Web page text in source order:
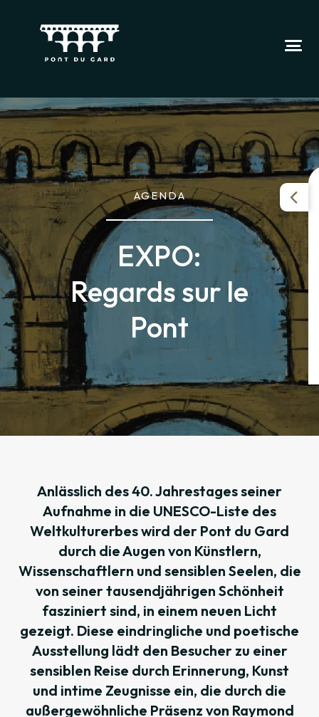
AGENDA
EXPO:
Regards sur le
Pont
Anlässlich des 40. Jahrestages seiner
Aufnahme in die UNESCO-Liste des
Weltkulturerbes wird der Pont du Gard
durch die Augen von Künstlern,
Wissenschaftlern und sensiblen Seelen, die
von seiner tausendjährigen Schönheit
fasziniert sind, in einem neuen Licht
gezeigt. Diese eindringliche und poetische
Ausstellung lädt den Besucher zu einer
sensiblen Reise durch Erinnerung, Kunst
und intime Zeugnisse ein, die durch die
außergewöhnliche Präsenz von Raymond